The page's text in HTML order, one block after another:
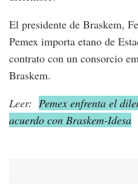
El presidente de Braskem,
Pemex importa etano de
contrato con un consorcio
Braskem.
Leer: Pemex enfrenta el
acuerdo con Braskem-Idesa